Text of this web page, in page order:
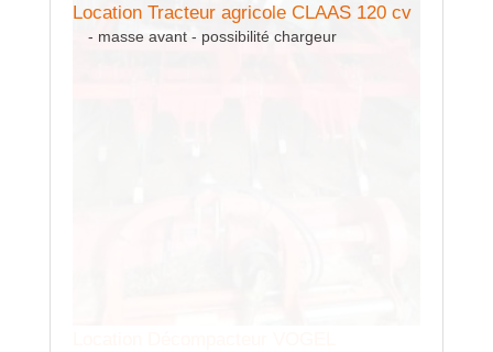
Location Tracteur agricole CLAAS 120 cv
- masse avant - possibilité chargeur